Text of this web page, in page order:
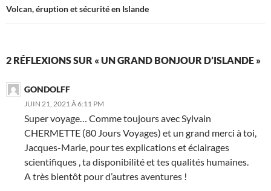
Volcan, éruption et sécurité en Islande
2 RÉFLEXIONS SUR « UN GRAND BONJOUR D’ISLANDE »
GONDOLFF
JUIN 21, 2021 À 6:11 PM
Super voyage… Comme toujours avec Sylvain
CHERMETTE (80 Jours Voyages) et un grand merci à toi,
Jacques-Marie, pour tes explications et éclairages
scientifiques , ta disponibilité et tes qualités humaines.
A très bientôt pour d’autres aventures !